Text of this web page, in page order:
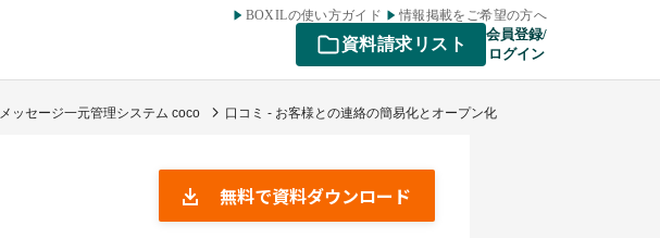
BOXILの使い方ガイド 情報掲載をご希望の方へ
資料請求リスト
会員登録/
ログイン
メッセージ一元管理システム coco 口コミ - お客様との連絡の簡易化とオープン化
無料で資料ダウンロード